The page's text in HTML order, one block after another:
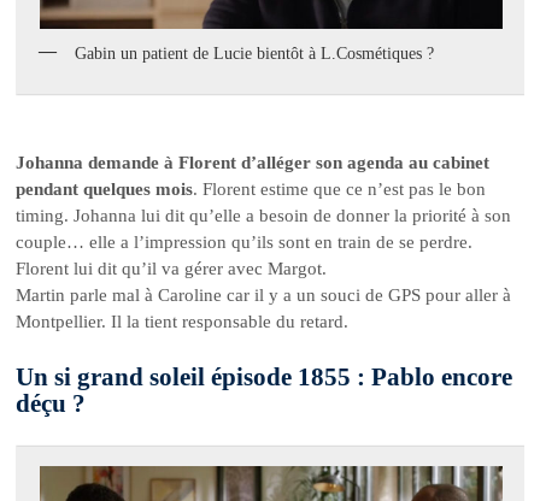
Gabin un patient de Lucie bientôt à L.Cosmétiques ?
Johanna demande à Florent d’alléger son agenda au cabinet
pendant quelques mois. Florent estime que ce n’est pas le bon
timing. Johanna lui dit qu’elle a besoin de donner la priorité à son
couple… elle a l’impression qu’ils sont en train de se perdre.
Florent lui dit qu’il va gérer avec Margot.
Martin parle mal à Caroline car il y a un souci de GPS pour aller à
Montpellier. Il la tient responsable du retard.
Un si grand soleil épisode 1855 : Pablo encore
déçu ?